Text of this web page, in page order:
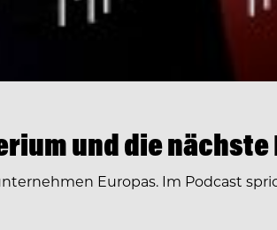
und die
Europas. Im Podcast